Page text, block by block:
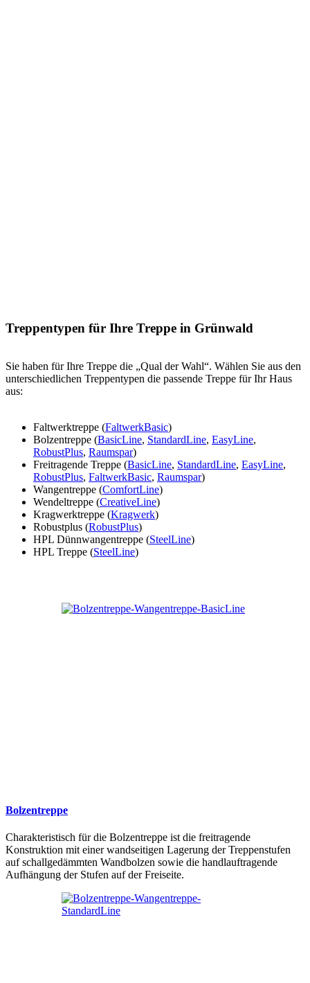
Treppentypen für Ihre Treppe in Grünwald
Sie haben für Ihre Treppe die „Qual der Wahl“. Wählen Sie aus den
unterschiedlichen Treppentypen die passende Treppe für Ihr Haus
aus:
Faltwerktreppe (FaltwerkBasic)
Bolzentreppe (BasicLine, StandardLine, EasyLine,
RobustPlus, Raumspar)
Freitragende Treppe (BasicLine, StandardLine, EasyLine,
RobustPlus, FaltwerkBasic, Raumspar)
Wangentreppe (ComfortLine)
Wendeltreppe (CreativeLine)
Kragwerktreppe (Kragwerk)
Robustplus (RobustPlus)
HPL Dünnwangentreppe (SteelLine)
HPL Treppe (SteelLine)
Bolzentreppe
Charakteristisch für die Bolzentreppe ist die freitragende
Konstruktion mit einer wandseitigen Lagerung der Treppenstufen
auf schallgedämmten Wandbolzen sowie die handlauftragende
Aufhängung der Stufen auf der Freiseite.